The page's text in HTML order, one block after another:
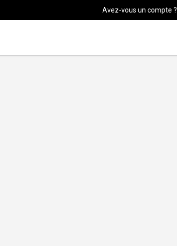
Avez-vous un compte ?